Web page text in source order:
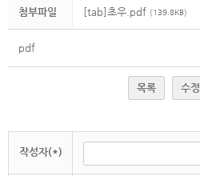
첨부파일 [tab]초우.pdf (139.8KB)
pdf
목록 수정
작성자(*)